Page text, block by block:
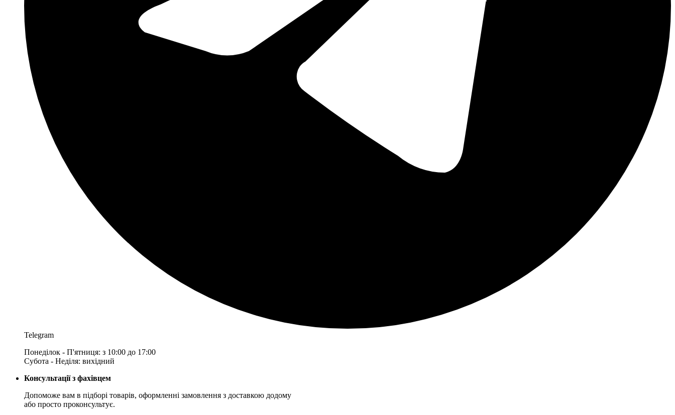
Telegram
Понеділок - П'ятниця: з 10:00 до 17:00
Субота - Неділя: вихідний
Консультації з фахівцем
Допоможе вам в підборі товарів, оформленні замовлення з доставкою додому
або просто проконсультує.